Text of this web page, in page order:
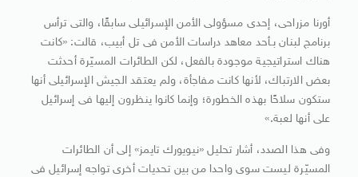
أورنا مزراحى، إحدى مسؤولى الأمن الإسرائيلى سابقًا، والتى ترأس
برنامج لبنان بـأحد معاهد دراسات الأمن فى تل أبيب، قالت: «كانت
هناك استراتيجية موجودة بالفعل، لكن الطائرات المسيّرة أحدثت
بعض الارتباك، لأنها كانت مفاجأة، ولم يعتقد الجيش الإسرائيلى أنها
ستكون سلاحًا بهذه الخطورة؛ وإنما كانوا ينظرون إليها فى إسرائيل
على أنها لعبة.»
وفى هذا الصدد، أشار تحليل «نيويورك تايمز» إلى أن الطائرات
المسيّرة ليست سوى واحدا من بين تحديات أخرى تواجه إسرائيل فى